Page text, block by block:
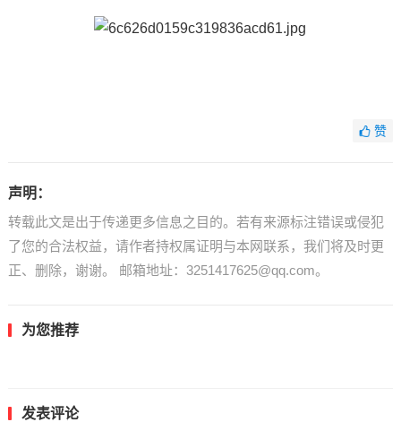
赞
声明：
转载此文是出于传递更多信息之目的。若有来源标注错误或侵犯
了您的合法权益，请作者持权属证明与本网联系，我们将及时更
正、删除，谢谢。 邮箱地址：3251417625@qq.com。
为您推荐
发表评论